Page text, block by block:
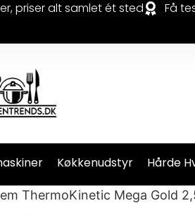
priser alt samlet ét sted Få
Køkkenudstyr Hårde
ThermoKinetic Mega Gold